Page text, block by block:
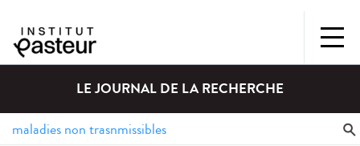
LE JOURNAL DE LA RECHERCHE